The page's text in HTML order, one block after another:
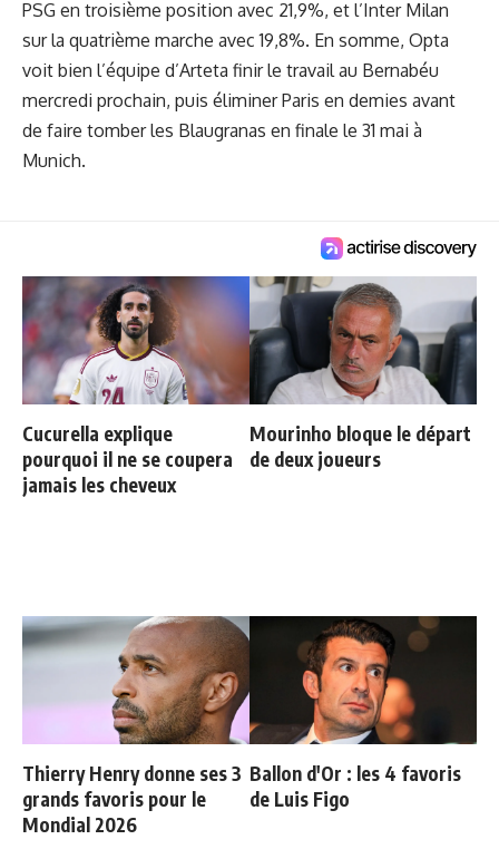
PSG en troisième position avec 21,9%, et l’Inter Milan
sur la quatrième marche avec 19,8%. En somme, Opta
voit bien l’équipe d’Arteta finir le travail au Bernabéu
mercredi prochain, puis éliminer Paris en demies avant
de faire tomber les Blaugranas en finale le 31 mai à
Munich.
Cucurella explique
pourquoi il ne se coupera
jamais les cheveux
Mourinho bloque le départ
de deux joueurs
Thierry Henry donne ses 3
grands favoris pour le
Mondial 2026
Ballon d'Or : les 4 favoris
de Luis Figo